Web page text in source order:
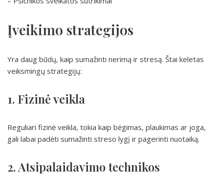
Įveikimo strategijos
Yra daug būdų, kaip sumažinti nerimą ir stresą. Štai keletas
veiksmingų strategijų:
1. Fizinė veikla
Reguliari fizinė veikla, tokia kaip bėgimas, plaukimas ar joga,
gali labai padėti sumažinti streso lygį ir pagerinti nuotaiką.
2. Atsipalaidavimo technikos